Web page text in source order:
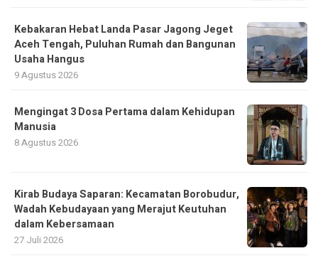
Kebakaran Hebat Landa Pasar Jagong Jeget
Aceh Tengah, Puluhan Rumah dan Bangunan
Usaha Hangus
9 Agustus 2026
Mengingat 3 Dosa Pertama dalam Kehidupan
Manusia
8 Agustus 2026
Kirab Budaya Saparan: Kecamatan Borobudur,
Wadah Kebudayaan yang Merajut Keutuhan
dalam Kebersamaan
27 Juli 2026